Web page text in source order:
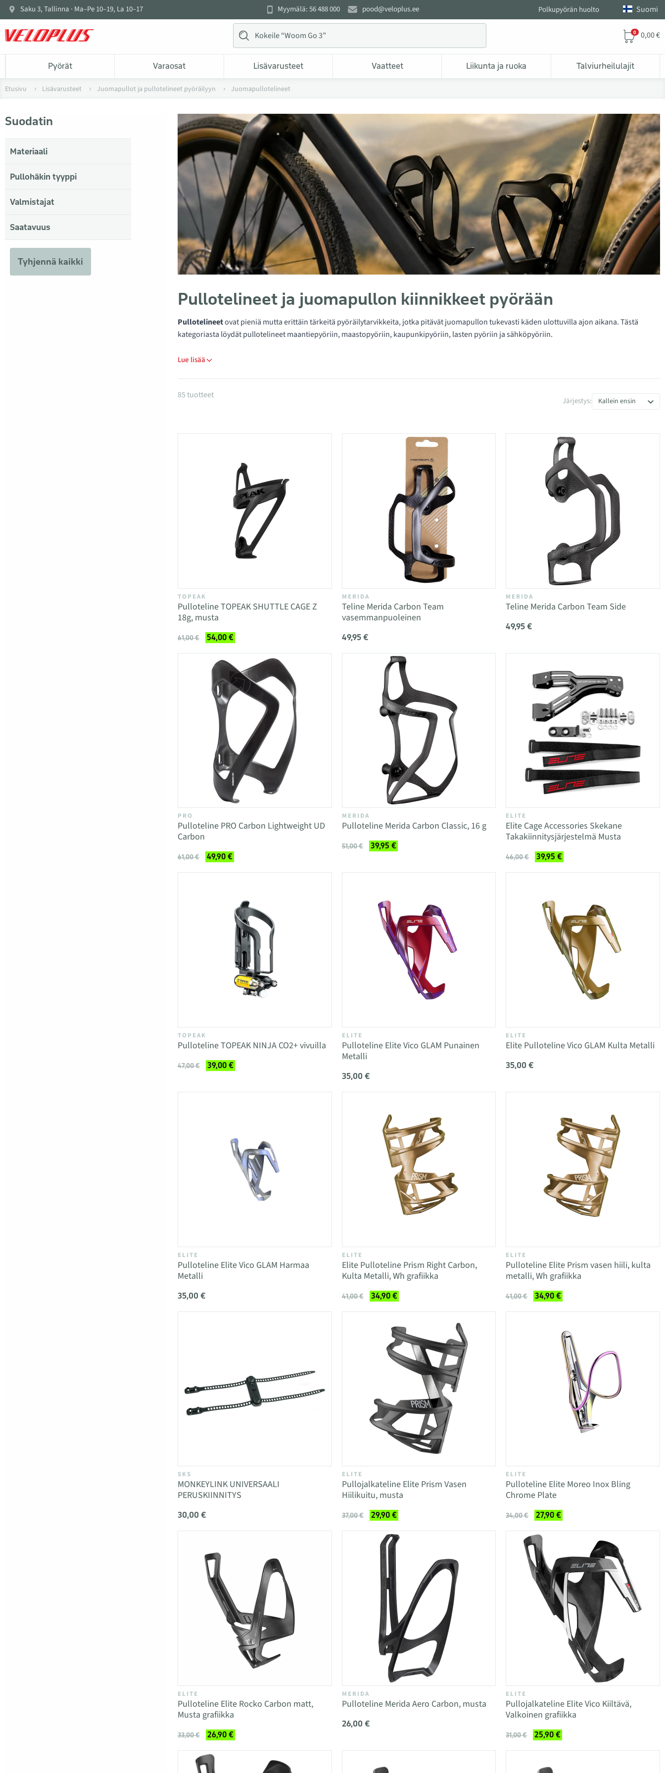
Saku 3, Tallinna · Ma–Pe 10–19, La 10–17 Myymälä: 56 488 000 pood@veloplus.ee Polkupyörän huolto Suomi
0 0,00 €
Pyörät Varaosat Lisävarusteet Vaatteet Liikunta ja ruoka Talviurheilulajit
Etusivu Lisävarusteet Juomapullot ja pullotelineet pyöräilyyn Juomapullotelineet
Pullotelineet ja juomapullon kiinnikkeet pyörään
Pullotelineetovat pieniä mutta erittäin tärkeitä pyöräilytarvikkeita, jotka pitävät juomapullon tukevasti käden ulottuvilla ajon aikana. Tästä
kategoriasta löydät pullotelineet maantiepyöriin, maastopyöriin, kaupunkipyöriin, lasten pyöriin ja sähköpyöriin.
Lue lisää
Suodatin
Materiaali
Pullohäkin tyyppi
Valmistajat
Saatavuus
Tyhjennä kaikki
Tuotteet kategoriassa Juomapullotelineet
85 tuotteet
Järjestys: Kallein ensin
TOPEAK
Pulloteline TOPEAK SHUTTLE CAGE Z
18g, musta
61,00 € 54,00 €
MERIDA
Teline Merida Carbon Team
vasemmanpuoleinen
49,95 €
MERIDA
Teline Merida Carbon Team Side
49,95 €
PRO
Pulloteline PRO Carbon Lightweight UD
Carbon
61,00 € 49,90 €
MERIDA
Pulloteline Merida Carbon Classic, 16 g
51,00 € 39,95 €
ELITE
Elite Cage Accessories Skekane
Takakiinnitysjärjestelmä Musta
46,00 € 39,95 €
TOPEAK
Pulloteline TOPEAK NINJA CO2+ vivuilla
47,00 € 39,00 €
ELITE
Pulloteline Elite Vico GLAM Punainen
Metalli
35,00 €
ELITE
Elite Pulloteline Vico GLAM Kulta Metalli
35,00 €
ELITE
Pulloteline Elite Vico GLAM Harmaa
Metalli
35,00 €
ELITE
Elite Pulloteline Prism Right Carbon,
Kulta Metalli, Wh grafiikka
41,00 € 34,90 €
ELITE
Pulloteline Elite Prism vasen hiili, kulta
metalli, Wh grafiikka
41,00 € 34,90 €
SKS
MONKEYLINK UNIVERSAALI
PERUSKIINNITYS
30,00 €
ELITE
Pullojalkateline Elite Prism Vasen
Hiilikuitu, musta
37,00 € 29,90 €
ELITE
Pulloteline Elite Moreo Inox Bling
Chrome Plate
34,00 € 27,90 €
ELITE
Pulloteline Elite Rocko Carbon matt,
Musta grafiikka
33,00 € 26,90 €
MERIDA
Pulloteline Merida Aero Carbon, musta
26,00 €
ELITE
Pullojalkateline Elite Vico Kiiltävä,
Valkoinen grafiikka
31,00 € 25,90 €